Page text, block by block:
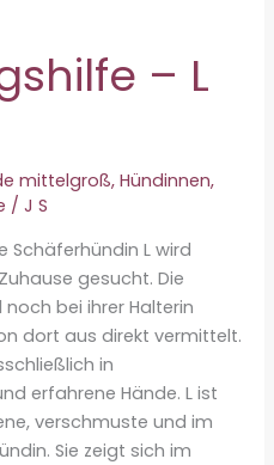
– L
mittelgroß,Hündinnen,
/J S
Schäferhündin L wird
gesucht. Die
bei ihrer Halterin
dort aus direkt vermittelt.
in
erfahrene Hände. L ist
verschmuste und im
Sie zeigt sich im